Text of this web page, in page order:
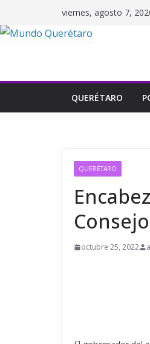
al
contenido
viernes, agosto 7,
QUERÉTARO
QUERÉTARO
octubre 25, 2022